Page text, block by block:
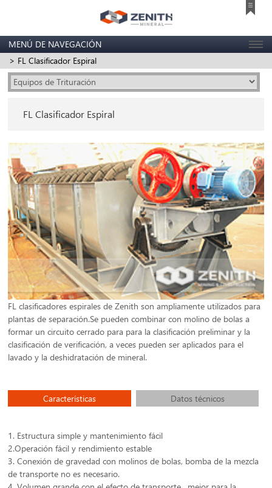
MENÚ DE NAVEGACIÓN
> FL Clasificador Espiral
FL Clasificador Espiral
FL clasificadores espirales de Zenith son ampliamente utilizados para
plantas de separación.Se pueden combinar con molino de bolas a
formar un circuito cerrado para para la clasificación preliminar y la
clasificación de verificación, a veces pueden ser aplicados para el
lavado y la deshidratación de mineral.
Características Datos técnicos
1. Estructura simple y mantenimiento fácil
2.Operación fácil y rendimiento estable
3. Conexión de gravedad con molinos de bolas, bomba de la mezcla
de transporte no es necesario.